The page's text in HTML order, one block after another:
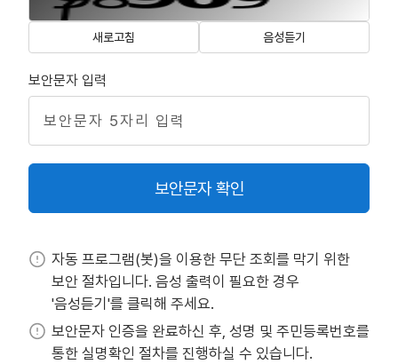
새로고침 음성듣기
보안문자 입력
보안문자 확인
자동 프로그램(봇)을 이용한 무단 조회를 막기 위한
보안 절차입니다. 음성 출력이 필요한 경우
'음성듣기'를 클릭해 주세요.
보안문자 인증을 완료하신 후, 성명 및 주민등록번호를
통한 실명확인 절차를 진행하실 수 있습니다.